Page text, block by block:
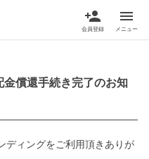
person_add
会員登録
menu
メニュー
償還手続き完了のお知
ディングをご利用頂きありが